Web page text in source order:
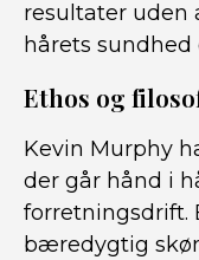
resultater uden
hårets
Ethos og
Kevin Murphy
der går hånd i
forretningsdrift.
bæredygtig